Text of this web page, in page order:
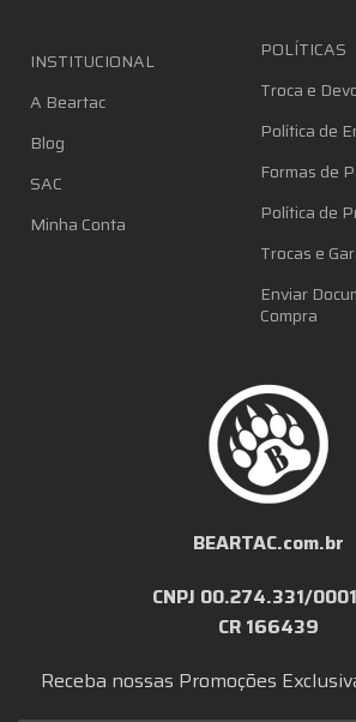
INSTITUCIONAL
A Beartac
Blog
SAC
Minha Conta
POLÍTICAS
Troca e
Política de
Formas de
Política de
Trocas e
Enviar
Compra
BEARTAC.com.br
CNPJ 00.274.331/
CR 166439
Receba nossas Promoções